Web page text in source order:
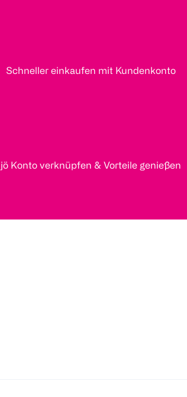
Schneller einkaufen mit Kundenkonto
jö Konto verknüpfen & Vorteile genießen